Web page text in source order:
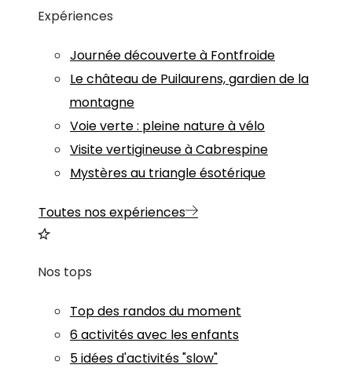
Expériences
Journée découverte à Fontfroide
Le château de Puilaurens, gardien de la
montagne
Voie verte : pleine nature à vélo
Visite vertigineuse à Cabrespine
Mystères au triangle ésotérique
Toutes nos expériences
Nos tops
Top des randos du moment
6 activités avec les enfants
5 idées d'activités "slow"